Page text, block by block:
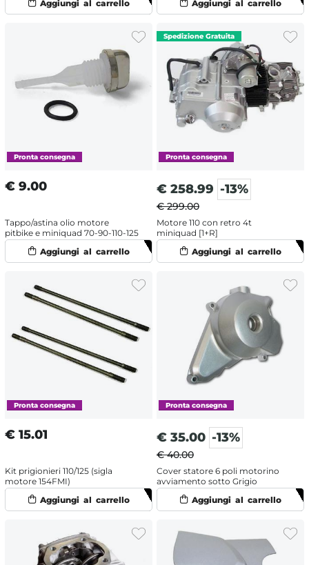
€ 9.00
Tappo/astina olio motore
pitbike e miniquad 70-90-110-125
€ 258.99 -13%
€ 299.00
Motore 110 con retro 4t
miniquad [1+R]
€ 15.01
Kit prigionieri 110/125 (sigla
motore 154FMI)
€ 35.00 -13%
€ 40.00
Cover statore 6 poli motorino
avviamento sotto Grigio